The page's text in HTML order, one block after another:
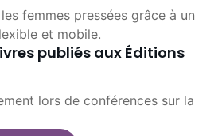
femmes pressées grâce à un
et mobile.
publiés aux Éditions
lors de conférences sur la